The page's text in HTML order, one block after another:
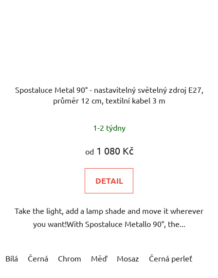
Spostaluce Metal 90° - nastavitelný světelný zdroj E27,
průměr 12 cm, textilní kabel 3 m
1-2 týdny
od1 080 Kč
DETAIL
Take the light, add a lamp shade and move it wherever
you want!With Spostaluce Metallo 90°, the...
Bílá Černá Chrom Měď Mosaz Černá perleť